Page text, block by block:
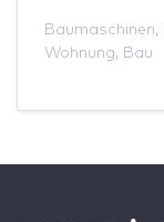
Baumaschinen,
Wohnung, Bau